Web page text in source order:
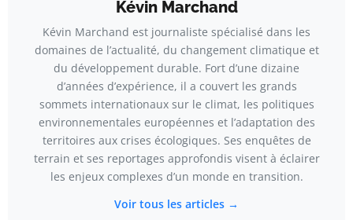
Kévin Marchand
Kévin Marchand est journaliste spécialisé dans les
domaines de l’actualité, du changement climatique et
du développement durable. Fort d’une dizaine
d’années d’expérience, il a couvert les grands
sommets internationaux sur le climat, les politiques
environnementales européennes et l’adaptation des
territoires aux crises écologiques. Ses enquêtes de
terrain et ses reportages approfondis visent à éclairer
les enjeux complexes d’un monde en transition.
Voir tous les articles →